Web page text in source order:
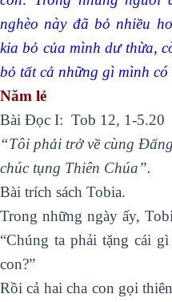
nghèo này đã bỏ nhiều
kia bỏ của mình dư thừa,
bỏ tất cả những gì mình có
Năm lẻ
Bài Ðọc I: Tob 12, 1-5.20
“Tôi phải trở về cùng
chúc tụng Thiên Chúa”.
Bài trích sách Tobia.
Trong những ngày ấy,
“Chúng ta phải tặng cái
con?”
Rồi cả hai cha con gọi